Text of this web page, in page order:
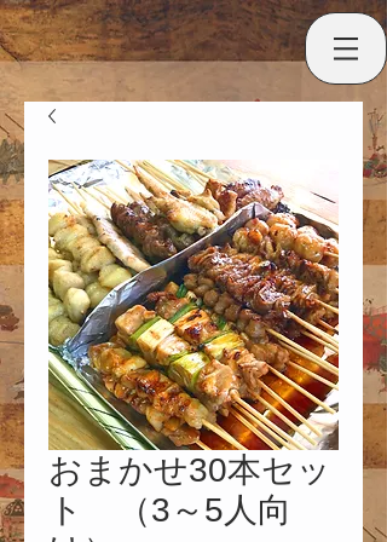
おまかせ30本セッ
ト （3～5人向